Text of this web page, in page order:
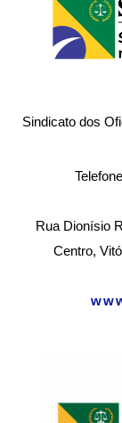
Sindicato dos
Rua Dionísio
Centro,